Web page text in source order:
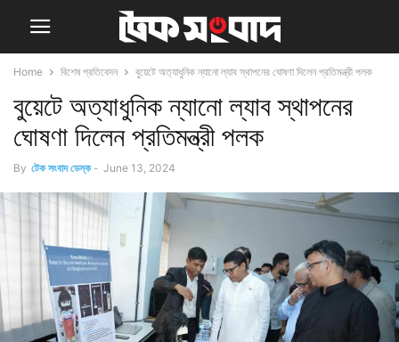
Home বিশেষ প্রতিবেদন বুয়েটে অত্যাধুনিক ন্যানো ল্যাব স্থাপনের ঘোষণা দিলেন প্রতিমন্ত্রী পলক
বুয়েটে অত্যাধুনিক ন্যানো ল্যাব স্থাপনের
ঘোষণা দিলেন প্রতিমন্ত্রী পলক
By টেক সংবাদ ডেস্ক - June 13, 2024